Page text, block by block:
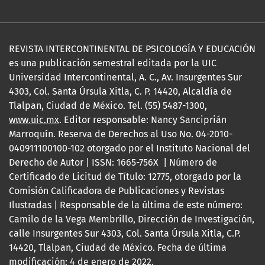
REVISTA INTERCONTINENTAL DE PSICOLOGÍA Y EDUCACIÓN
es una publicación semestral editada por la UIC
Universidad Intercontinental, A. C., Av. Insurgentes Sur
4303, Col. Santa Úrsula Xitla, C. P. 14420, Alcaldía de
Tlalpan, Ciudad de México. Tel. (55) 5487-1300,
www.uic.mx. Editor responsable: Nancy Sanciprián
Marroquín. Reserva de Derechos al Uso No. 04-2010-
040911100100-102 otorgado por el Instituto Nacional del
Derecho de Autor | ISSN: 1665-756X | Número de
Certificado de Licitud de Título: 12775, otorgado por la
Comisión Calificadora de Publicaciones y Revistas
Ilustradas | Responsable de la última de este número:
Camilo de la Vega Membrillo, Dirección de Investigación,
calle Insurgentes Sur 4303, Col. Santa Úrsula Xitla, C.P.
14420, Tlalpan, Ciudad de México. Fecha de última
modificación: 4 de enero de 2022.